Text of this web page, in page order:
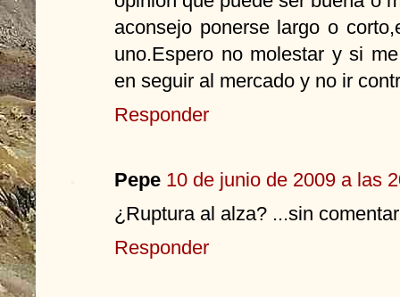
aconsejo ponerse largo o
uno.Espero no molestar y si
en seguir al mercado y no ir
Responder
Pepe 10 de junio de 2009 a las
¿Ruptura al alza? ...sin
Responder